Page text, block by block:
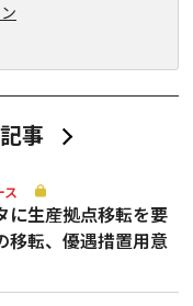
事
に生産拠点移転を要
転、優遇措置用意